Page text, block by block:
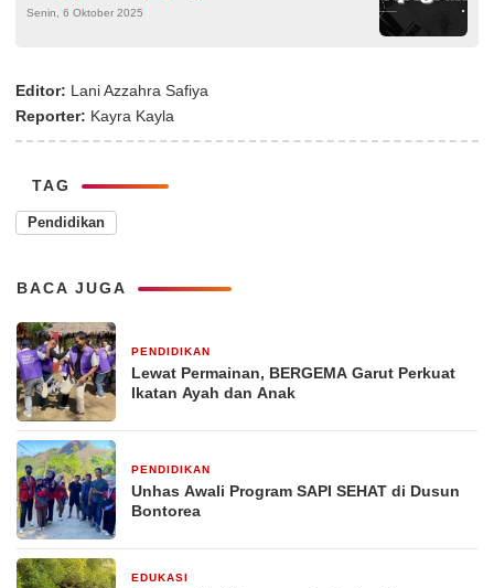
Senin, 6 Oktober 2025
Editor: Lani Azzahra Safiya
Reporter: Kayra Kayla
TAG
Pendidikan
BACA JUGA
PENDIDIKAN
Lewat Permainan, BERGEMA Garut Perkuat
Ikatan Ayah dan Anak
PENDIDIKAN
Unhas Awali Program SAPI SEHAT di Dusun
Bontorea
EDUKASI